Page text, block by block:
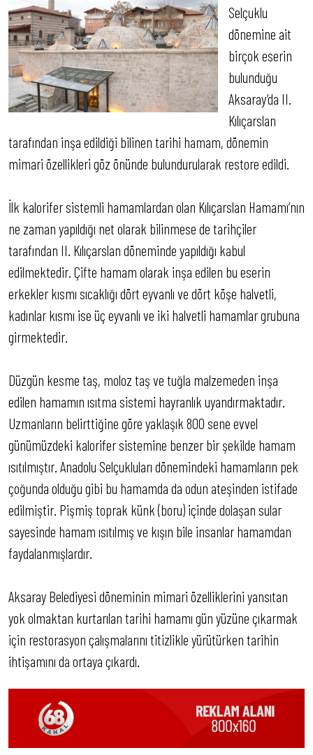
Selçuklu
dönemine ait
birçok eserin
bulunduğu
Aksaray’da II.
Kılıçarslan
tarafından inşa edildiği bilinen tarihi hamam, dönemin
mimari özellikleri göz önünde bulundurularak restore edildi.
İlk kalorifer sistemli hamamlardan olan Kılıçarslan Hamamı’nın
ne zaman yapıldığı net olarak bilinmese de tarihçiler
tarafından II. Kılıçarslan döneminde yapıldığı kabul
edilmektedir. Çifte hamam olarak inşa edilen bu eserin
erkekler kısmı sıcaklığı dört eyvanlı ve dört köşe halvetli,
kadınlar kısmı ise üç eyvanlı ve iki halvetli hamamlar grubuna
girmektedir.
Düzgün kesme taş, moloz taş ve tuğla malzemeden inşa
edilen hamamın ısıtma sistemi hayranlık uyandırmaktadır.
Uzmanların belirttiğine göre yaklaşık 800 sene evvel
günümüzdeki kalorifer sistemine benzer bir şekilde hamam
ısıtılmıştır. Anadolu Selçukluları dönemindeki hamamların pek
çoğunda olduğu gibi bu hamamda da odun ateşinden istifade
edilmiştir. Pişmiş toprak künk (boru) içinde dolaşan sular
sayesinde hamam ısıtılmış ve kışın bile insanlar hamamdan
faydalanmışlardır.
Aksaray Belediyesi döneminin mimari özelliklerini yansıtan
yok olmaktan kurtarılan tarihi hamamı gün yüzüne çıkarmak
için restorasyon çalışmalarını titizlikle yürütürken tarihin
ihtişamını da ortaya çıkardı.